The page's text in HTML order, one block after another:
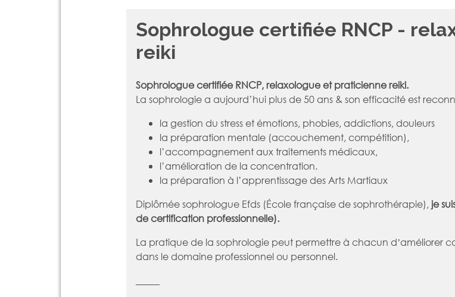
Sophrologue certifiée RNCP -
reiki
Sophrologue certifiée RNCP, relaxologue et praticienne reiki.
La sophrologie a aujourd’hui plus de 50 ans & son efficacité est
la gestion du stress et émotions, phobies, addictions, douleurs
la préparation mentale (accouchement, compétition),
l’accompagnement aux traitements médicaux,
l’amélioration de la concentration.
la préparation à l’apprentissage des Arts Martiaux
Diplômée sophrologue Efds (École française de sophrothérapie),je
de certification professionnelle).
La pratique de la sophrologie peut permettre à chacun dʼaméliorer
dans le domaine professionnel ou personnel.